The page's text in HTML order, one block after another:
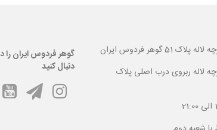
فردوس ایران
لاله ربروی درب اصلی پلاک
گوهر فردوس ایران را
دنبال کنید